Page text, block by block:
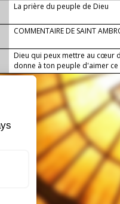
La prière du peuple de Dieu
COMMENTAIRE DE SAINT
Dieu qui peux mettre au cœur
donne à ton peuple d'aimer